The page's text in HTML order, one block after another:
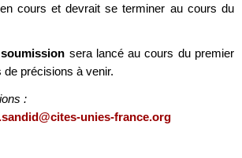
cours et devrait se terminer au cours du
sera lancé au cours du premier
précisions à venir.
:
unies-france.org